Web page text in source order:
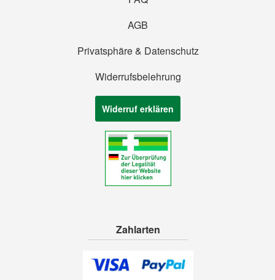
AGB
Privatsphäre & Datenschutz
Widerrufsbelehrung
Widerruf erklären
Zahlarten